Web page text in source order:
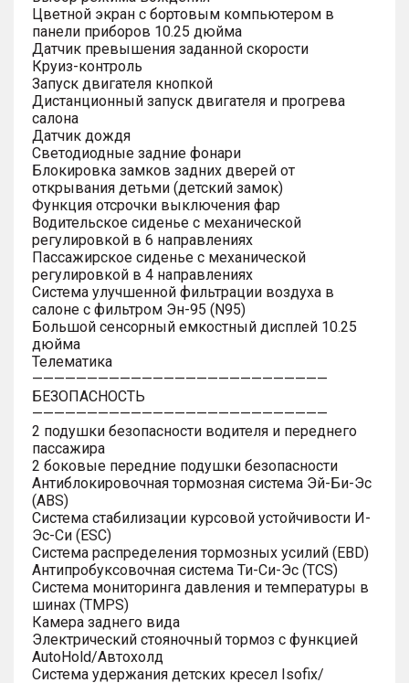
Цветной экран с бортовым компьютером в
панели приборов 10.25 дюйма
Датчик превышения заданной скорости
Круиз-контроль
Запуск двигателя кнопкой
Дистанционный запуск двигателя и прогрева
салона
Датчик дождя
Светодиодные задние фонари
Блокировка замков задних дверей от
открывания детьми (детский замок)
Функция отсрочки выключения фар
Водительское сиденье с механической
регулировкой в 6 направлениях
Пассажирское сиденье с механической
регулировкой в 4 направлениях
Система улучшенной фильтрации воздуха в
салоне с фильтром Эн-95 (N95)
Большой сенсорный емкостный дисплей 10.25
дюйма
Телематика
———————————————————————————
БЕЗОПАСНОСТЬ
———————————————————————————
2 подушки безопасности водителя и переднего
пассажира
2 боковые передние подушки безопасности
Антиблокировочная тормозная система Эй-Би-Эс
(ABS)
Система стабилизации курсовой устойчивости И-
Эс-Си (ESC)
Система распределения тормозных усилий (EBD)
Антипробуксовочная система Ти-Си-Эс (TCS)
Система мониторинга давления и температуры в
шинах (TMPS)
Камера заднего вида
Электрический стояночный тормоз с функцией
AutoHold/Автохолд
Система удержания детских кресел Isofix/